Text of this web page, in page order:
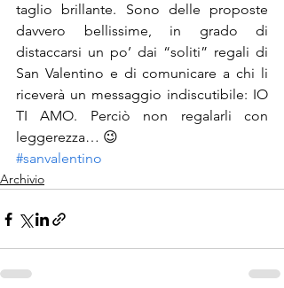
taglio brillante. Sono delle proposte
davvero bellissime, in grado di
distaccarsi un po’ dai “soliti” regali di
San Valentino e di comunicare a chi li
riceverà un messaggio indiscutibile: IO
TI AMO. Perciò non regalarli con
leggerezza… 😉
#sanvalentino
Archivio